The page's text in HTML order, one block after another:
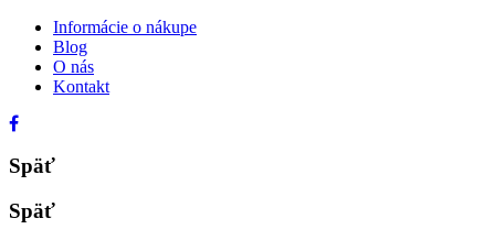
Informácie o nákupe
Blog
O nás
Kontakt
Späť
Späť